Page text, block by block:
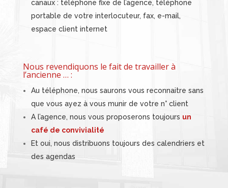
canaux : téléphone fixe de l’agence, téléphone
portable de votre interlocuteur, fax, e-mail,
espace client internet
Nous revendiquons le fait de travailler à
l’ancienne … :
Au téléphone, nous saurons vous reconnaitre sans
que vous ayez à vous munir de votre n° client
A l’agence, nous vous proposerons toujours un
café de convivialité
Et oui, nous distribuons toujours des calendriers et
des agendas